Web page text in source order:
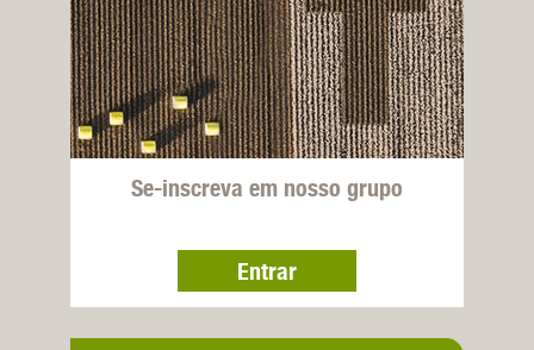
Se-inscreva em nosso grupo
Entrar